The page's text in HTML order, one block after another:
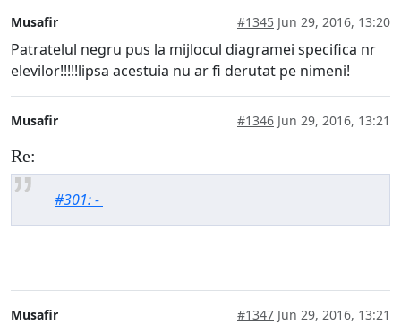
Musafir #1345 Jun 29, 2016, 13:20
Patratelul negru pus la mijlocul diagramei specifica nr
elevilor!!!!!lipsa acestuia nu ar fi derutat pe nimeni!
Musafir #1346 Jun 29, 2016, 13:21
Re:
#301: -
Musafir #1347 Jun 29, 2016, 13:21